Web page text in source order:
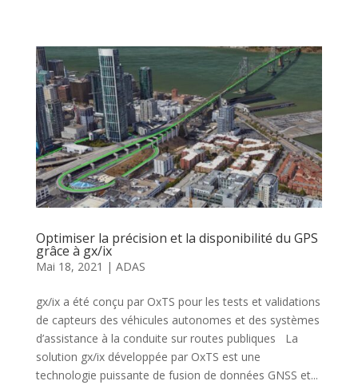
Optimiser la précision et la disponibilité du GPS
grâce à gx/ix
Mai 18, 2021 | ADAS
gx/ix a été conçu par OxTS pour les tests et validations
de capteurs des véhicules autonomes et des systèmes
d’assistance à la conduite sur routes publiques La
solution gx/ix développée par OxTS est une
technologie puissante de fusion de données GNSS et...